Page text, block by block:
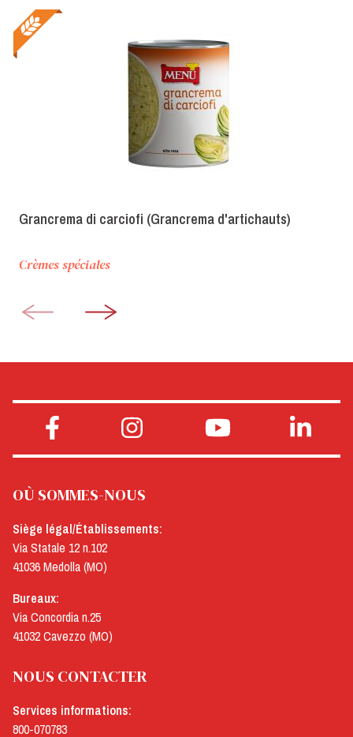
Grancrema di carciofi (Grancrema d'artichauts)
Crèmes spéciales
OÙ SOMMES-NOUS
Siège légal/Établissements:
Via Statale 12 n.102
41036 Medolla (MO)
Bureaux:
Via Concordia n.25
41032 Cavezzo (MO)
NOUS CONTACTER
Services informations:
800-070783